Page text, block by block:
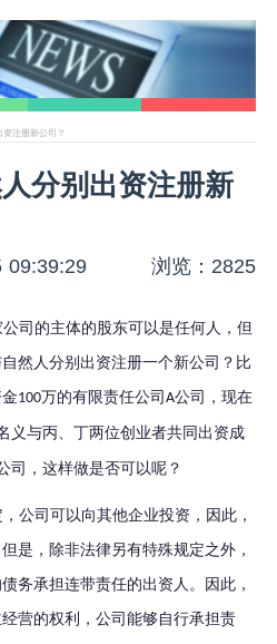
注册新公司？
分别出资注册新
09:39:29 浏览：2825
司的主体的股东可以是任何人，但
然人分别出资注册一个新公司 ？比
100万的有限责任公司A公司，现在
义与丙、丁两位创业者共同出资成
司 ，这样做是否可以呢？
公司可以向其他企业投资，因此，
是，除非法律另有特殊规定之外，
务承担连带责任的出资人。因此，
营的权利，公司能够自行承担责